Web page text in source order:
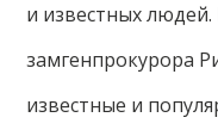
и известных
замгенпрокурора
известные и